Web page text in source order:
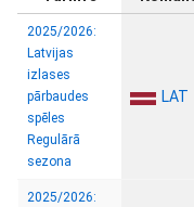
2025/2026:
Latvijas
izlases
pārbaudes
spēles
Regulārā
sezona
LAT
2025/2026: